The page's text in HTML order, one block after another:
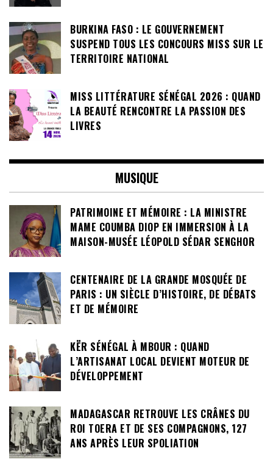
BURKINA FASO : LE GOUVERNEMENT
SUSPEND TOUS LES CONCOURS MISS SUR LE
TERRITOIRE NATIONAL
MISS LITTÉRATURE SÉNÉGAL 2026 : QUAND
LA BEAUTÉ RENCONTRE LA PASSION DES
LIVRES
MUSIQUE
PATRIMOINE ET MÉMOIRE : LA MINISTRE
MAME COUMBA DIOP EN IMMERSION À LA
MAISON-MUSÉE LÉOPOLD SÉDAR SENGHOR
CENTENAIRE DE LA GRANDE MOSQUÉE DE
PARIS : UN SIÈCLE D’HISTOIRE, DE DÉBATS
ET DE MÉMOIRE
KËR SÉNÉGAL À MBOUR : QUAND
L’ARTISANAT LOCAL DEVIENT MOTEUR DE
DÉVELOPPEMENT
MADAGASCAR RETROUVE LES CRÂNES DU
ROI TOERA ET DE SES COMPAGNONS, 127
ANS APRÈS LEUR SPOLIATION